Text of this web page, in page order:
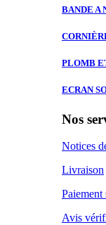
BANDE A
PLOMB
ECRAN
Nos
Notices
Livraison
Paiement
Avis